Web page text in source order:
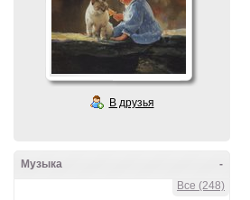
В друзья
-
Музыка
Все (248)